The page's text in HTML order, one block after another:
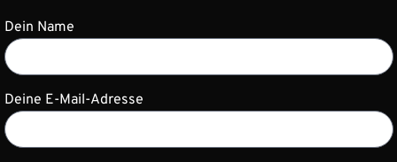
Dein Name
Deine E-Mail-Adresse